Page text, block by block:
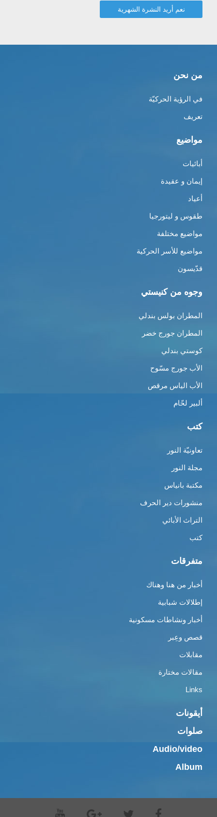
من نحن
في الرؤية الحركيّة
تعريف
مواضيع
أبائيات
إيمان و عقيدة
أعياد
طقوس و ليتورجيا
مواضيع مختلفة
مواضيع للأسر الحركية
قدّيسون
وجوه من كنيستي
المطران بولس بندلي
المطران جورج خضر
كوستي بندلي
الأب جورج مسّوح
الأب الياس مرقص
ألبير لحّام
كتب
تعاونيّة النور
مجلة النور
مكتبة بانياس
منشورات دير الحرف
التراث الأبائي
كتب
متفرقات
أخبار من هنا وهناك
إطلالات شبابية
أخبار ونشاطات مسكونية
قصص وعِبر
مقابلات
مقالات مختارة
Links
أيقونات
صلوات
Audio/video
Album